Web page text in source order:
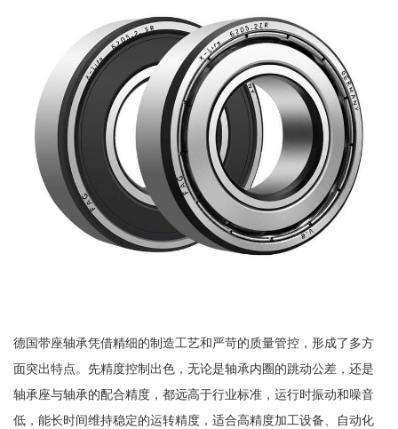
德国带座轴承凭借精细的制造工艺和严苛的质量管控，形成了多方
面突出特点。先精度控制出色，无论是轴承内圈的跳动公差，还是
轴承座与轴承的配合精度，都远高于行业标准，运行时振动和噪音
低，能长时间维持稳定的运转精度，适合高精度加工设备、自动化